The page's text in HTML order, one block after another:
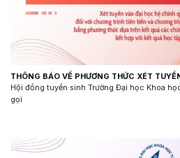
THÔNG BÁO VỀ PHƯƠNG THỨC XÉT
Hội đồng tuyển sinh Trường Đại học Khoa
gọi